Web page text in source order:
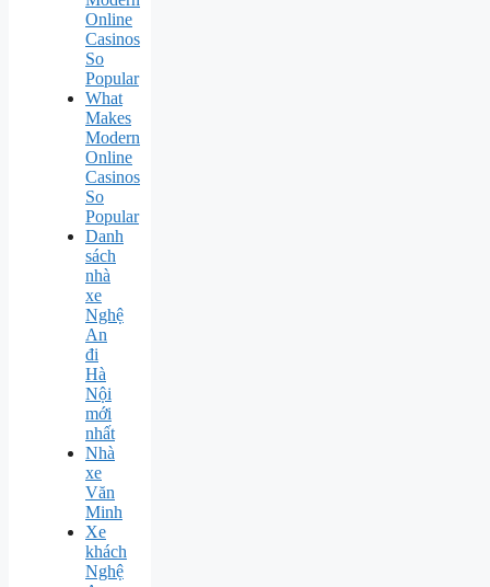
Online
Casinos
So
Popular
What
Makes
Modern
Online
Casinos
So
Popular
Danh
sách
nhà
xe
Nghệ
An
đi
Hà
Nội
mới
nhất
Nhà
xe
Văn
Minh
Xe
khách
Nghệ